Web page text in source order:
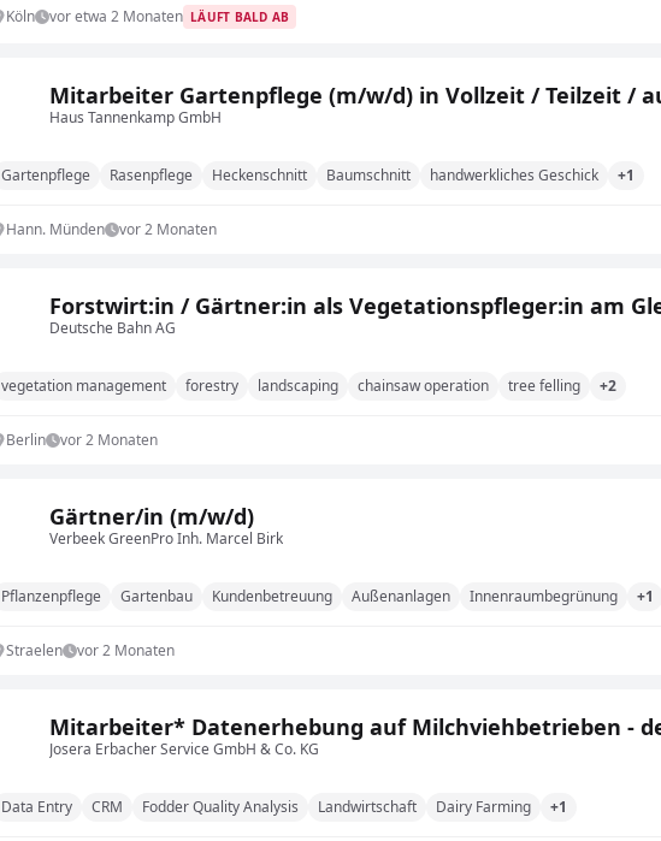
Köln vor etwa 2 Monaten LÄUFT BALD AB
Mitarbeiter Gartenpflege (m/w/d) in Vollzeit / Teilzeit /
Haus Tannenkamp GmbH
Gartenpflege Rasenpflege Heckenschnitt Baumschnitt handwerkliches Geschick +1
Hann. Münden vor 2 Monaten
Forstwirt:in / Gärtner:in als Vegetationspfleger:in am
Deutsche Bahn AG
vegetation management forestry landscaping chainsaw operation tree felling +2
Berlin vor 2 Monaten
Gärtner/in (m/w/d)
Verbeek GreenPro Inh. Marcel Birk
Pflanzenpflege Gartenbau Kundenbetreuung Außenanlagen Innenraumbegrünung +1
Straelen vor 2 Monaten
Mitarbeiter* Datenerhebung auf Milchviehbetrieben -
Josera Erbacher Service GmbH & Co. KG
Data Entry CRM Fodder Quality Analysis Landwirtschaft Dairy Farming +1